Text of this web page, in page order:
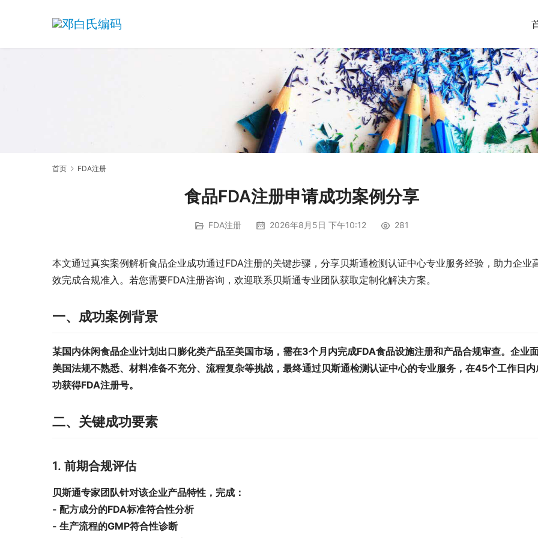
首页 FDA注册
食品FDA注册申请成功案例分享
FDA注册 2026年8月5日 下午10:12 281
本文通过真实案例解析食品企业成功通过FDA注册的关键步骤，分享贝斯通检测认证中心专业服务经验，助力企业
效完成合规准入。若您需要FDA注册咨询，欢迎联系贝斯通专业团队获取定制化解决方案。
一、成功案例背景
某国内休闲食品企业计划出口膨化类产品至美国市场，需在3个月内完成FDA食品设施注册和产品合规审查。企业
美国法规不熟悉、材料准备不充分、流程复杂等挑战，最终通过贝斯通检测认证中心的专业服务，在45个工作日内
功获得FDA注册号。
二、关键成功要素
1. 前期合规评估
贝斯通专家团队针对该企业产品特性，完成：
- 配方成分的FDA标准符合性分析
- 生产流程的GMP符合性诊断